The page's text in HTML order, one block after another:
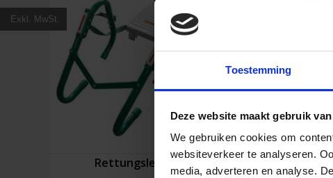
Toestemming
Deze website maakt gebruik
We gebruiken cookies om
websiteverkeer te analyseren.
media, adverteren en analyse.
Exkl. MwSt.
Rettungsleiter 16 m